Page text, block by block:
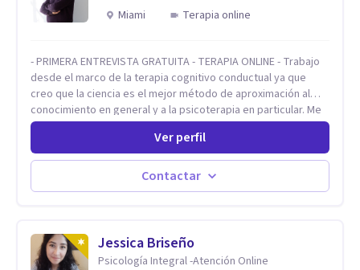
Miami
Terapia online
- PRIMERA ENTREVISTA GRATUITA - TERAPIA ONLINE - Trabajo
desde el marco de la terapia cognitivo conductual ya que
creo que la ciencia es el mejor método de aproximación al
conocimiento en general y a la psicoterapia en particular. Me
interesan los procesos de cambio conductual por los que una
persona pueda alcanzar sus objetivos, transitando,
aceptando y modificando sus patrones cognitivos y
emocionales. Abordo patologías específicas como trastornos
de ansiedad y del ánimo, y también crisis vitales y procesos
Ver perfil
Contactar
Jessica Briseño
Psicología Integral -Atención Online